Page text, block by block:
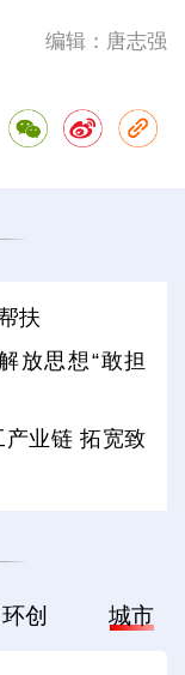
编辑：唐志强
扶
放思想“敢担
产业链 拓宽致
环创 城市